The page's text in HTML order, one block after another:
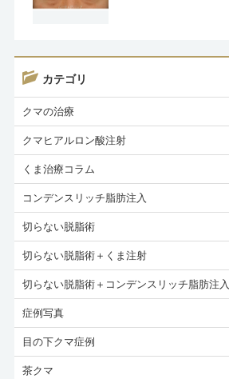
カテゴリ
クマの治療
クマヒアルロン酸注射
くま治療コラム
コンデンスリッチ脂肪注入
切らない脱脂術
切らない脱脂術＋くま注射
切らない脱脂術＋コンデンスリッチ脂肪注入
症例写真
目の下クマ症例
茶クマ